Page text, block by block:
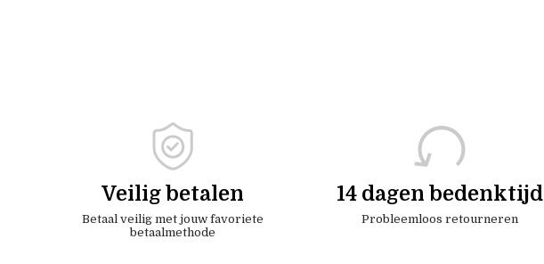
Veilig betalen
Betaal veilig met jouw favoriete
betaalmethode
14 dagen bedenktijd
Probleemloos retourneren